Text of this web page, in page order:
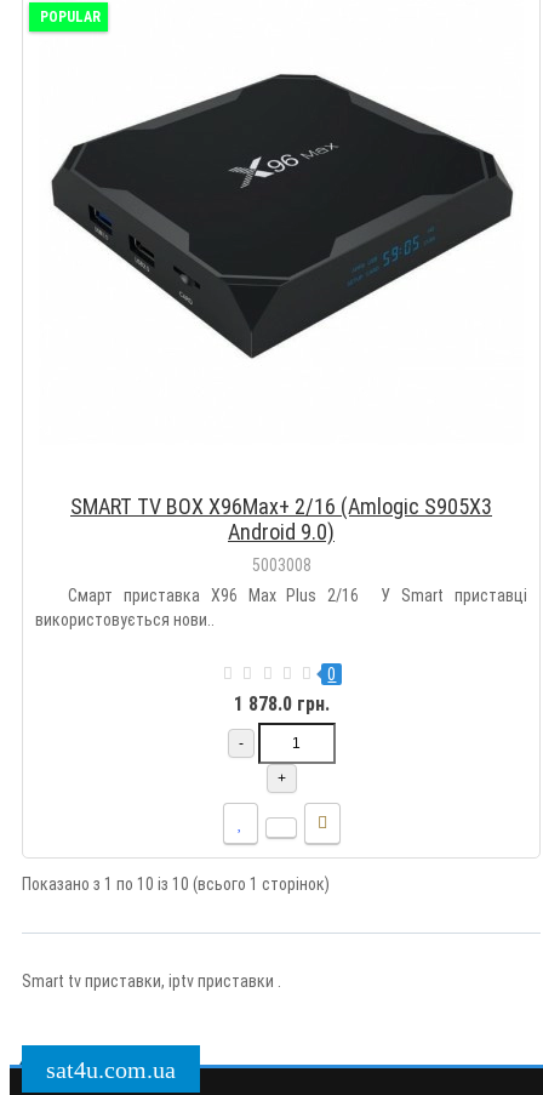
POPULAR
SMART TV BOX X96Max+ 2/16 (Amlogic S905X3
Android 9.0)
5003008
Смарт приставка X96 Max Plus 2/16 У Smart приставці
використовується нови..
0
1 878.0 грн.
-
+
Показано з 1 по 10 із 10 (всього 1 сторінок)
Smart tv приставки, iptv приставки .
sat4u.com.ua